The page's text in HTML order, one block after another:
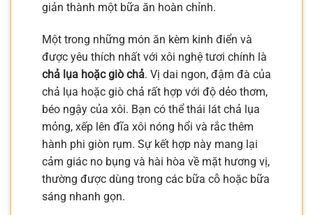
giản thành một bữa ăn hoàn chỉnh.
Một trong những món ăn kèm kinh điển và
được yêu thích nhất với xôi nghệ tươi chính là
chả lụa hoặc giò chả. Vị dai ngon, đậm đà của
chả lụa hoặc giò chả rất hợp với độ dẻo thơm,
béo ngậy của xôi. Bạn có thể thái lát chả lụa
mỏng, xếp lên đĩa xôi nóng hổi và rắc thêm
hành phi giòn rụm. Sự kết hợp này mang lại
cảm giác no bụng và hài hòa về mặt hương vị,
thường được dùng trong các bữa cỗ hoặc bữa
sáng nhanh gọn.